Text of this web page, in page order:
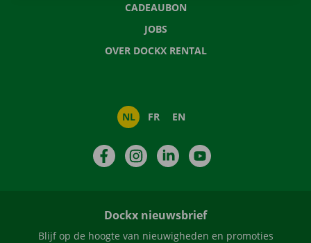
CADEAUBON
JOBS
OVER DOCKX RENTAL
NL FR EN
FacebookInstagramLinkedIn
Dockx nieuwsbrief
Blijf op de hoogte van nieuwigheden en promoties